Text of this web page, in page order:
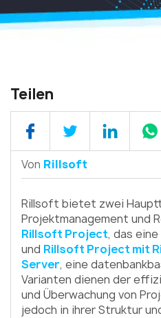
Teilen
Von Rillsoft
Rillsoft bietet zwei
Projektmanagement und
Rillsoft Project, das
und Rillsoft Project mit
Server, eine
Varianten dienen der
und Überwachung von
jedoch in ihrer Struktur